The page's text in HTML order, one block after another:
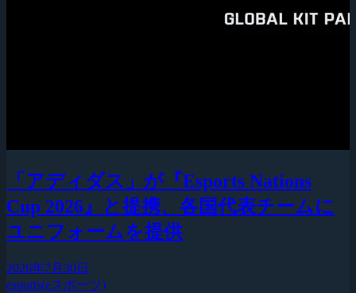
「アディダス」が『Esports Nations
Cup 2026』と提携、各国代表チームに
ユニフォームを提供
2026年7月30日
esports(eスポーツ)